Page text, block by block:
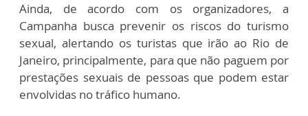
Ainda, de acordo com os organizadores, a
Campanha busca prevenir os riscos do turismo
sexual, alertando os turistas que irão ao Rio de
Janeiro, principalmente, para que não paguem por
prestações sexuais de pessoas que podem estar
envolvidas no tráfico humano.